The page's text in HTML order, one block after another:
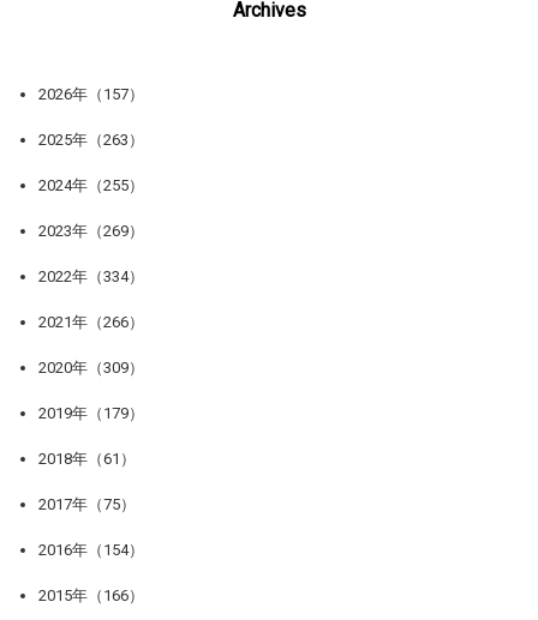
Archives
2026年（157）
2025年（263）
2024年（255）
2023年（269）
2022年（334）
2021年（266）
2020年（309）
2019年（179）
2018年（61）
2017年（75）
2016年（154）
2015年（166）